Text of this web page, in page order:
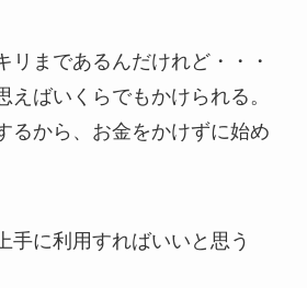
リまであるんだけれど・・・
えばいくらでもかけられる。
るから、お金をかけずに始め
手に利用すればいいと思う